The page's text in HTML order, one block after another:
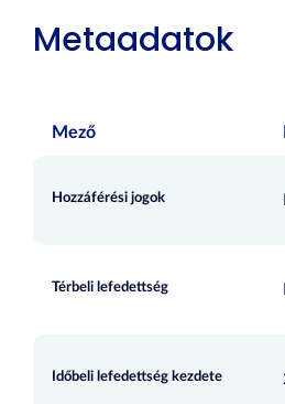
Metaadatok
Mező
Hozzáférési jogok
Térbeli lefedettség
Időbeli lefedettség kezdete